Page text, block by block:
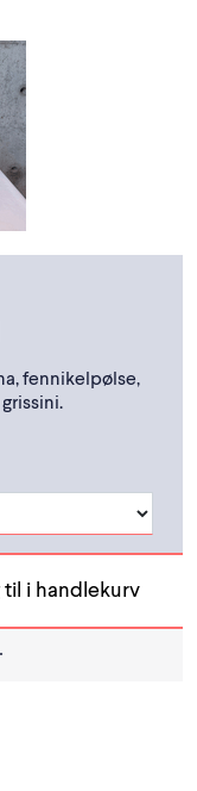
fennikelpølse,
til i handlekurv